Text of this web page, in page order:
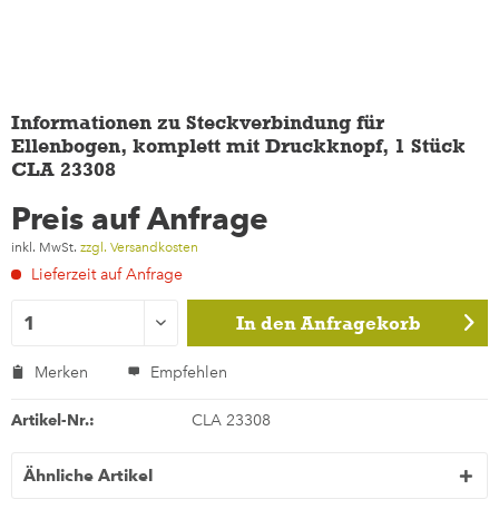
Informationen zu Steckverbindung für
Ellenbogen, komplett mit Druckknopf, 1 Stück
CLA 23308
Preis auf Anfrage
inkl. MwSt. zzgl. Versandkosten
Lieferzeit auf Anfrage
In den Anfragekorb
Merken Empfehlen
Artikel-Nr.: CLA 23308
Ähnliche Artikel